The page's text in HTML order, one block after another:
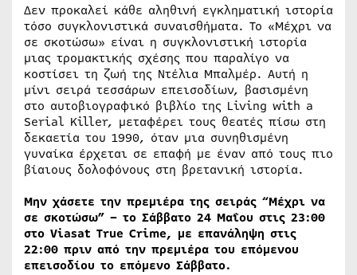
Δεν προκαλεί κάθε αληθινή εγκληματική ιστορία
τόσο συγκλονιστικά συναισθήματα. Το «Μέχρι να
σε σκοτώσω» είναι η συγκλονιστική ιστορία
μιας τρομακτικής σχέσης που παραλίγο να
κοστίσει τη ζωή της Ντέλια Μπαλμέρ. Αυτή η
μίνι σειρά τεσσάρων επεισοδίων, βασισμένη
στο αυτοβιογραφικό βιβλίο της Living with a
Serial Killer, μεταφέρει τους θεατές πίσω στη
δεκαετία του 1990, όταν μια συνηθισμένη
γυναίκα έρχεται σε επαφή με έναν από τους πιο
βίαιους δολοφόνους στη βρετανική ιστορία.
Μην χάσετε την πρεμιέρα της σειράς “Μέχρι να
σε σκοτώσω” – το Σάββατο 24 Μαΐου στις 23:00
στο Viasat True Crime, με επανάληψη στις
22:00 πριν από την πρεμιέρα του επόμενου
επεισοδίου το επόμενο Σάββατο.